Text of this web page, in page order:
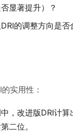
显著提升）？
的调整方向是
实用性：
，改进版DRI计
二位。